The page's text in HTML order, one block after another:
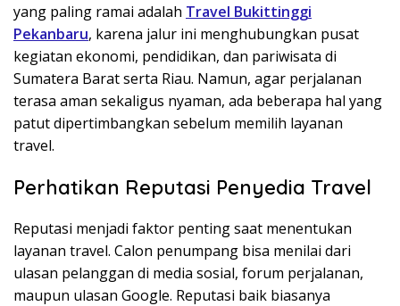
yang paling ramai adalah Travel Bukittinggi
Pekanbaru, karena jalur ini menghubungkan pusat
kegiatan ekonomi, pendidikan, dan pariwisata di
Sumatera Barat serta Riau. Namun, agar perjalanan
terasa aman sekaligus nyaman, ada beberapa hal yang
patut dipertimbangkan sebelum memilih layanan
travel.
Perhatikan Reputasi Penyedia Travel
Reputasi menjadi faktor penting saat menentukan
layanan travel. Calon penumpang bisa menilai dari
ulasan pelanggan di media sosial, forum perjalanan,
maupun ulasan Google. Reputasi baik biasanya